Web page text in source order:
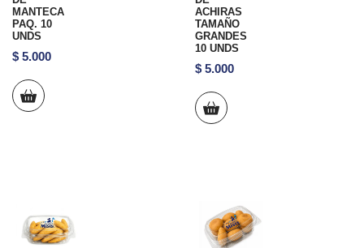
MANTECA
PAQ. 10
UNDS
$ 5.000
ACHIRAS
TAMAÑO
GRANDES
10 UNDS
$5.000